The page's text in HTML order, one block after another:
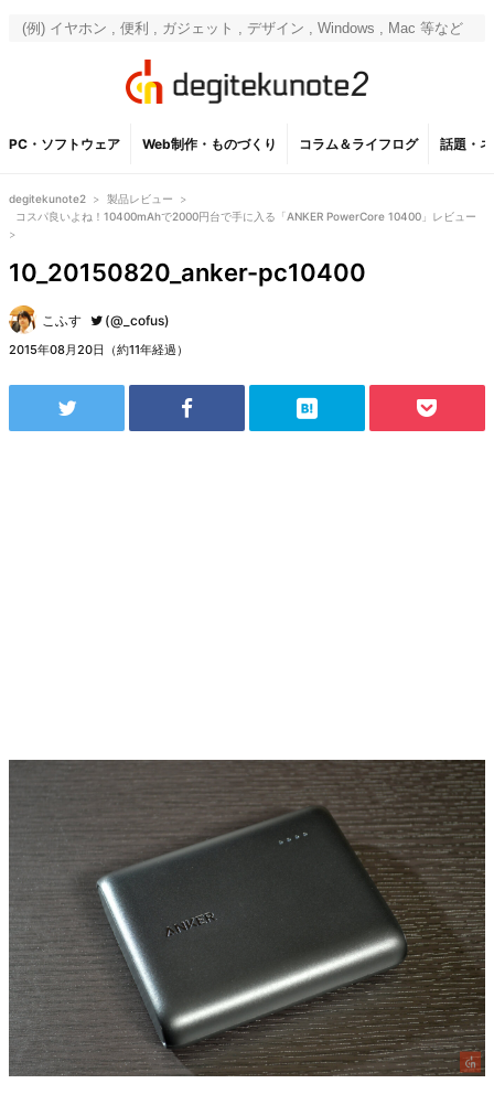
PC・ソフトウェア Web制作・ものづくり コラム＆ライフログ 話題・
degitekunote2 > 製品レビュー
>
コスパ良いよね！10400mAhで2000円台で手に入る「ANKER PowerCore 10400」レビュー
>
10_20150820_anker-pc10400
こふす (@_cofus)
2015年08月20日（約11年経過）